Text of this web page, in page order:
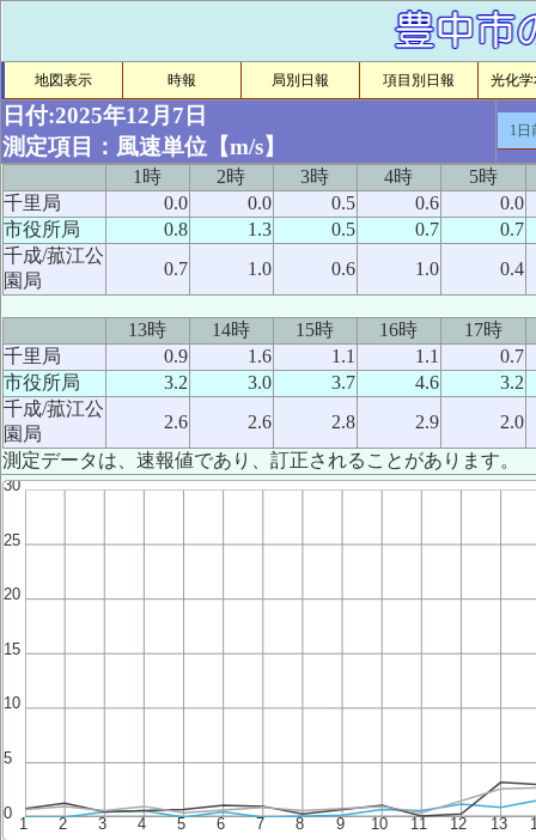
地図表示 時報 局別日報 項目別日報 光化学
日付:2025年12月7日
測定項目：風速単位【m/s】
1日
1時 2時 3時 4時
5時
千里局
0.0 0.0 0.5 0.6
0.0
市役所局
0.8 1.3 0.5 0.7
0.7
千成/菰江公
園局
0.7 1.0 0.6 1.0 0.4
13時 14時 15時 16時
17時
千里局
0.9 1.6 1.1 1.1
0.7
市役所局
3.2 3.0 3.7 4.6
3.2
千成/菰江公
園局
2.6 2.6 2.8 2.9
2.0
測定データは、速報値であり、訂正されることがあります。